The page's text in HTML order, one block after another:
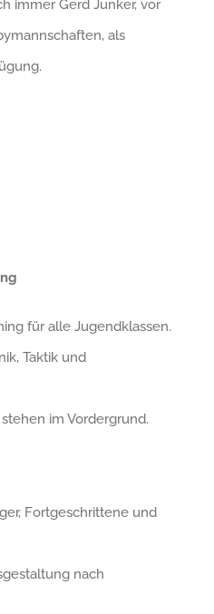
immer Gerd Junker, vor
als
für alle Jugendklassen.
Taktik und
im Vordergrund.
Fortgeschrittene und
nach